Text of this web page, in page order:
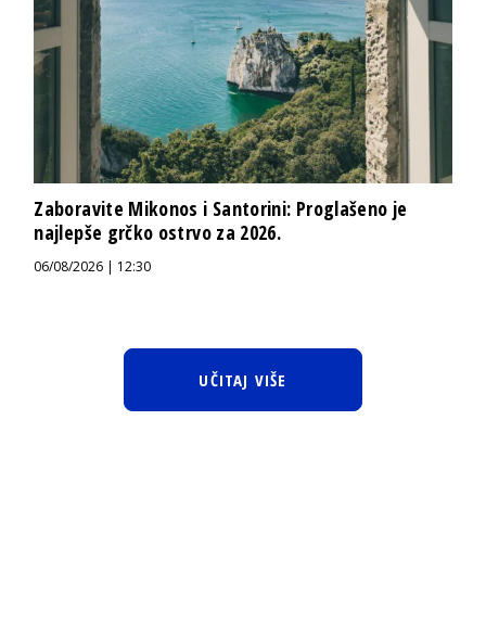
Zaboravite Mikonos i Santorini: Proglašeno je
najlepše grčko ostrvo za 2026.
06/08/2026 | 12:30
UČITAJ VIŠE